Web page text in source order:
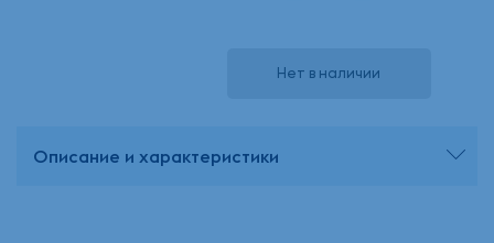
Нет в наличии
Описание и характеристики